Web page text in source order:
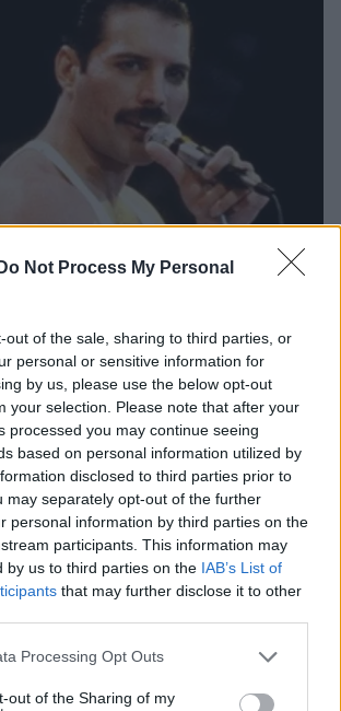
Do Not Process My Personal
out of the sale, sharing to third parties, or
personal or sensitive information for
by us, please use the below opt-out
your selection. Please note that after your
processed you may continue seeing
based on personal information utilized by
disclosed to third parties prior to
may separately opt-out of the further
personal information by third parties on the
participants. This information may
by us to third parties on the IAB’s List of
that may further disclose it to other
website/app uses one or more Google
visit or usage behaviour. You may click to
Processing Opt Outs
out of the Sharing of my
που είχε γράψει ο Φρέντι
σε δημοπρασία
από 100.000 και φτάνει τις